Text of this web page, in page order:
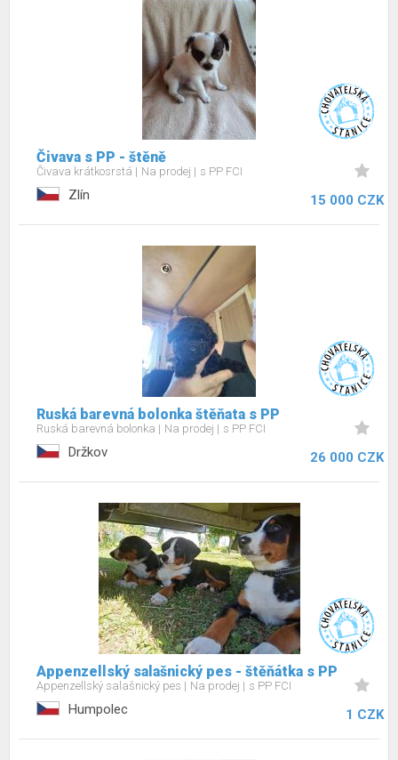
Čivava s PP - štěně
Čivava krátkosrstá Na prodej s PP FCI
Zlín 15 000 CZK
Ruská barevná bolonka štěňata s PP
Ruská barevná bolonka Na prodej s PP FCI
Držkov 26 000 CZK
Appenzellský salašnický pes - štěňátka s PP
Appenzellský salašnický pes Na prodej s PP FCI
Humpolec 1 CZK